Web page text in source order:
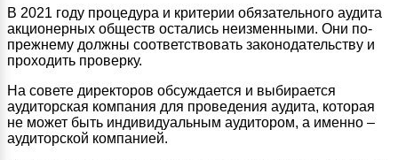
В 2021 году процедура и критерии обязательного аудита
акционерных обществ остались неизменными. Они по-
прежнему должны соответствовать законодательству и
проходить проверку.
На совете директоров обсуждается и выбирается
аудиторская компания для проведения аудита, которая
не может быть индивидуальным аудитором, а именно –
аудиторской компанией.